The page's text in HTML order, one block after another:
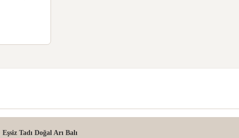
Eşsiz Tadı Doğal Arı Balı